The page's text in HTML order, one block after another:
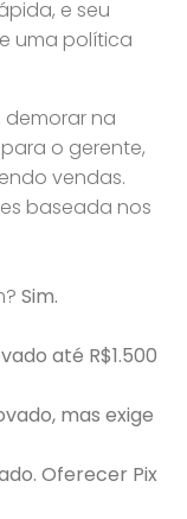
e seu
uma política
demorar na
o gerente,
vendas.
baseada nos
Sim.
até R$1.500
mas exige
Oferecer Pix